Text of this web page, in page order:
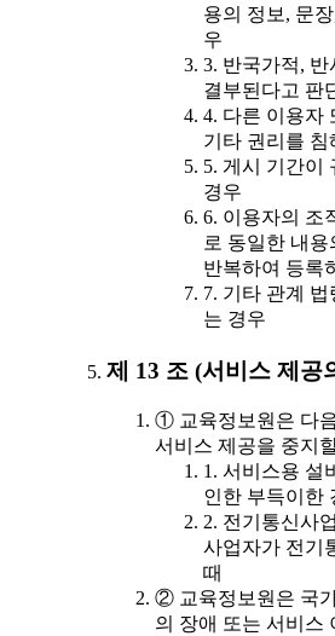
용의 정보, 문
우
3. 반국가적,
결부된다고 판
4. 다른 이용자
기타 권리를 침
5. 게시 기간이
경우
6. 이용자의 조
로 동일한 내
반복하여 등록
7. 기타 관계
는 경우
제 13 조 (서비스 제공
① 교육정보원은 다
서비스 제공을 중지
1. 서비스용 설
인한 부득이한
2. 전기통신사
사업자가 전기
때
② 교육정보원은 국
의 장애 또는 서비스